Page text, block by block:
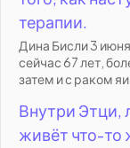
терапии.
Дина Бисли 3
сейчас 67 лет,
затем и с раком
Внутри Этци,
живёт что-то